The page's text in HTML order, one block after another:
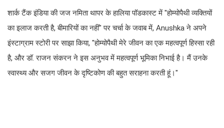
शार्क टैंक इंडिया की जज नमिता थापर के हालिया पॉडकास्ट में "होम्योपैथी व्यक्तियों
का इलाज करती है, बीमारियों का नहीं" पर चर्चा के जवाब में, Anushka ने अपने
इंस्टाग्राम स्टोरी पर साझा किया, "होम्योपैथी मेरे जीवन का एक महत्वपूर्ण हिस्सा रही
है, और डॉ. राजन संकरन ने इस अनुभव में महत्वपूर्ण भूमिका निभाई है। मैं उनके
स्वास्थ्य और सजग जीवन के दृष्टिकोण की बहुत सराहना करती हूं।"